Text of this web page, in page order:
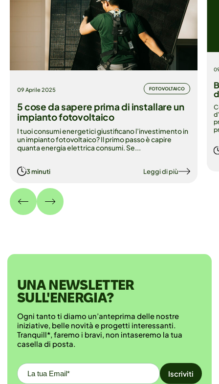
09 Aprile 2025 FOTOVOLTAICO
5 cose da sapere prima di installare un
impianto fotovoltaico
I tuoi consumi energetici giustificano l’investimento in
un impianto fotovoltaico? Il primo passo è capire
quanta energia elettrica consumi. Se...
3 minuti Leggi di più
Il
UNA NEWSLETTER
SULL'ENERGIA?
Ogni tanto ti diamo un’anteprima delle nostre
iniziative, belle novità e progetti interessanti.
Tranquill*, faremo i bravi, non intaseremo la tua
casella di posta.
Email*